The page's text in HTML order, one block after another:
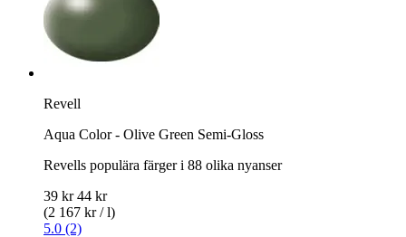
Revell
Aqua Color - Olive Green Semi-Gloss
Revells populära färger i 88 olika nyanser
39 kr 44 kr
(2 167 kr / l)
5.0 (2)